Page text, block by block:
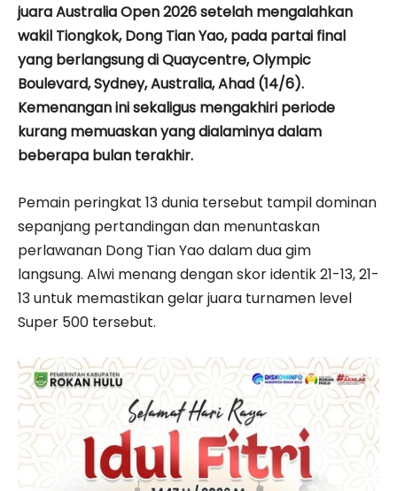
juara Australia Open 2026 setelah mengalahkan
wakil Tiongkok, Dong Tian Yao, pada partai final
yang berlangsung di Quaycentre, Olympic
Boulevard, Sydney, Australia, Ahad (14/6).
Kemenangan ini sekaligus mengakhiri periode
kurang memuaskan yang dialaminya dalam
beberapa bulan terakhir.
Pemain peringkat 13 dunia tersebut tampil dominan
sepanjang pertandingan dan menuntaskan
perlawanan Dong Tian Yao dalam dua gim
langsung. Alwi menang dengan skor identik 21-13, 21-
13 untuk memastikan gelar juara turnamen level
Super 500 tersebut.